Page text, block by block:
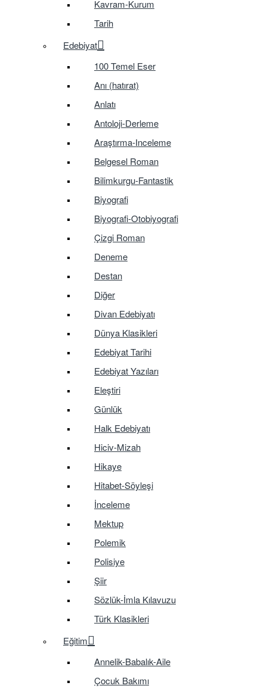
Kavram-Kurum
Tarih
Edebiyat
100 Temel Eser
Anı (hatırat)
Anlatı
Antoloji-Derleme
Araştırma-Inceleme
Belgesel Roman
Bilimkurgu-Fantastik
Biyografi
Biyografi-Otobiyografi
Çizgi Roman
Deneme
Destan
Diğer
Divan Edebiyatı
Dünya Klasikleri
Edebiyat Tarihi
Edebiyat Yazıları
Eleştiri
Günlük
Halk Edebiyatı
Hiciv-Mizah
Hikaye
Hitabet-Söyleşi
İnceleme
Mektup
Polemik
Polisiye
Şiir
Sözlük-İmla Kılavuzu
Türk Klasikleri
Eğitim
Annelik-Babalık-Aile
Çocuk Bakımı